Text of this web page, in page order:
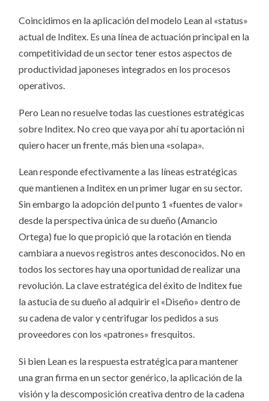
Coincidimos en la aplicación del modelo Lean al «status»
actual de Inditex. Es una línea de actuación principal en la
competitividad de un sector tener estos aspectos de
productividad japoneses integrados en los procesos
operativos.
Pero Lean no resuelve todas las cuestiones estratégicas
sobre Inditex. No creo que vaya por ahí tu aportación ni
quiero hacer un frente, más bien una «solapa».
Lean responde efectivamente a las líneas estratégicas
que mantienen a Inditex en un primer lugar en su sector.
Sin embargo la adopción del punto 1 «fuentes de valor»
desde la perspectiva única de su dueño (Amancio
Ortega) fue lo que propició que la rotación en tienda
cambiara a nuevos registros antes desconocidos. No en
todos los sectores hay una oportunidad de realizar una
revolución. La clave estratégica del éxito de Inditex fue
la astucia de su dueño al adquirir el «Diseño» dentro de
su cadena de valor y centrifugar los pedidos a sus
proveedores con los «patrones» fresquitos.
Si bien Lean es la respuesta estratégica para mantener
una gran firma en un sector genérico, la aplicación de la
visión y la descomposición creativa dentro de la cadena